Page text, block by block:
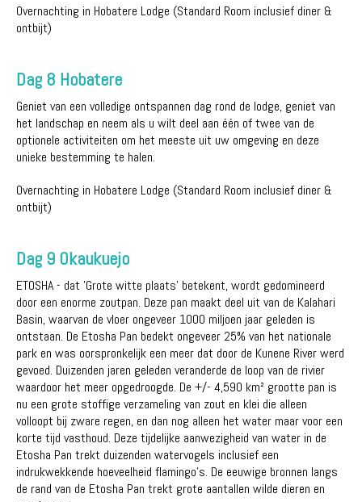
Overnachting in Hobatere Lodge (Standard Room inclusief diner &
ontbijt)
Dag 8 Hobatere
Geniet van een volledige ontspannen dag rond de lodge, geniet van
het landschap en neem als u wilt deel aan één of twee van de
optionele activiteiten om het meeste uit uw omgeving en deze
unieke bestemming te halen.
Overnachting in Hobatere Lodge (Standard Room inclusief diner &
ontbijt)
Dag 9 Okaukuejo
ETOSHA - dat 'Grote witte plaats' betekent, wordt gedomineerd
door een enorme zoutpan. Deze pan maakt deel uit van de Kalahari
Basin, waarvan de vloer ongeveer 1000 miljoen jaar geleden is
ontstaan. De Etosha Pan bedekt ongeveer 25% van het nationale
park en was oorspronkelijk een meer dat door de Kunene River werd
gevoed. Duizenden jaren geleden veranderde de loop van de rivier
waardoor het meer opgedroogde. De +/- 4,590 km² grootte pan is
nu een grote stoffige verzameling van zout en klei die alleen
volloopt bij zware regen, en dan nog alleen het water maar voor een
korte tijd vasthoud. Deze tijdelijke aanwezigheid van water in de
Etosha Pan trekt duizenden watervogels inclusief een
indrukwekkende hoeveelheid flamingo's. De eeuwige bronnen langs
de rand van de Etosha Pan trekt grote aantallen wilde dieren en